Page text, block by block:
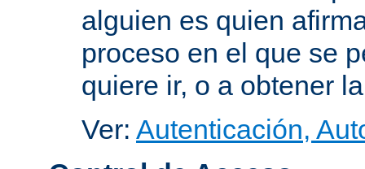
alguien es quien
proceso en el que se
quiere ir, o a obtener
Ver: Autenticación,